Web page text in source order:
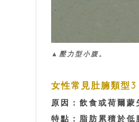
▲壓力型小腹。
女性常見肚腩類型
原因：飲食或荷爾蒙
特點：脂肪累積於低